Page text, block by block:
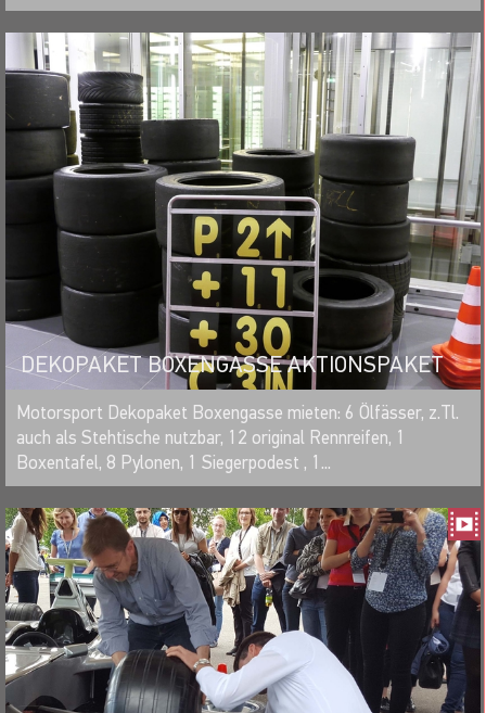
DEKOPAKET BOXENGASSE AKTIONSPAKET
MERKEN
Motorsport Dekopaket Boxengasse mieten: 6 Ölfässer, z.Tl.
auch als Stehtische nutzbar, 12 original Rennreifen, 1
Boxentafel, 8 Pylonen, 1 Siegerpodest , 1...